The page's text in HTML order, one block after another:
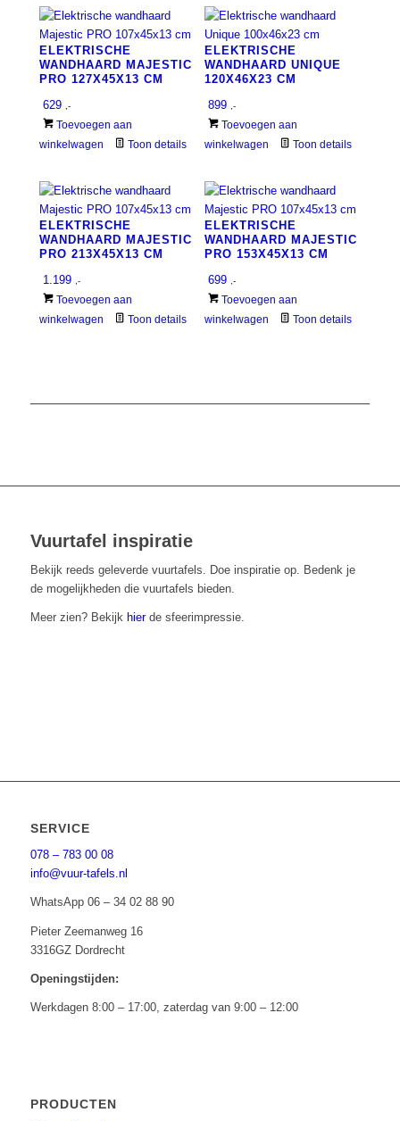
ELEKTRISCHE
WANDHAARD MAJESTIC
PRO 127X45X13 CM
629 ,-
Toevoegen aan
winkelwagen
Toon details
ELEKTRISCHE
WANDHAARD UNIQUE
120X46X23 CM
899 ,-
Toevoegen aan
winkelwagen
Toon details
ELEKTRISCHE
WANDHAARD MAJESTIC
PRO 213X45X13 CM
1.199 ,-
Toevoegen aan
winkelwagen
Toon details
ELEKTRISCHE
WANDHAARD MAJESTIC
PRO 153X45X13 CM
699 ,-
Toevoegen aan
winkelwagen
Toon details
Vuurtafel inspiratie
Bekijk reeds geleverde vuurtafels. Doe inspiratie op. Bedenk je
de mogelijkheden die vuurtafels bieden.
Meer zien? Bekijk hierde sfeerimpressie.
SERVICE
078 – 783 00 08
info@vuur-tafels.nl
WhatsApp 06 – 34 02 88 90
Pieter Zeemanweg 16
3316GZ Dordrecht
Openingstijden:
Werkdagen 8:00 – 17:00, zaterdag van 9:00 – 12:00
PRODUCTEN